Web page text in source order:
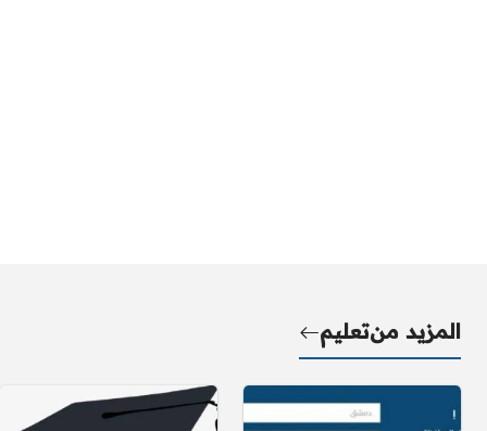
المزيد منتعليم